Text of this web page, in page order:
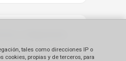
tales como direcciones IP o
propias y de terceros, para